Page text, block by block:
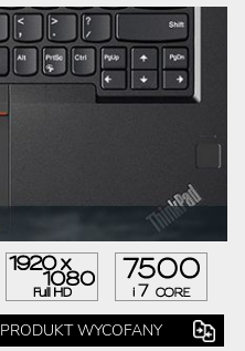
PRODUKT WYCOFANY